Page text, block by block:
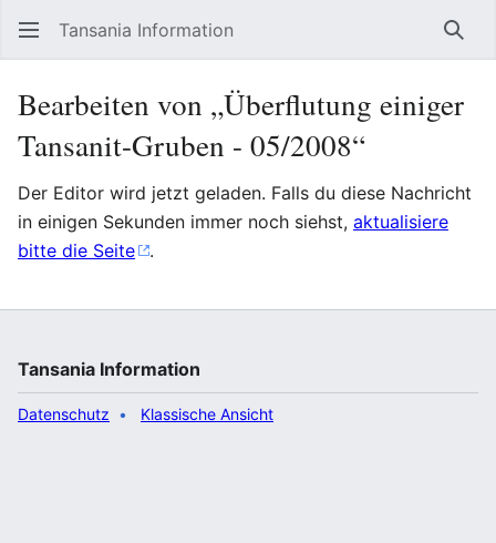
Tansania Information
Bearbeiten von „Überflutung einiger
Tansanit-Gruben - 05/2008“
Der Editor wird jetzt geladen. Falls du diese Nachricht
in einigen Sekunden immer noch siehst, aktualisiere
bitte die Seite
.
Tansania Information
Datenschutz Klassische Ansicht